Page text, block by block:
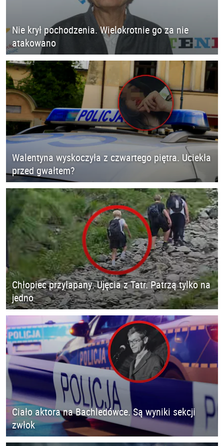
Nie krył pochodzenia. Wielokrotnie go za nie
atakowano
Walentyna wyskoczyła z czwartego piętra. Uciekła
przed gwałtem?
Chłopiec przyłapany. Ujęcia z Tatr. Patrzą tylko na
jedno
Ciało aktora na Bachledówce. Są wyniki sekcji
zwłok